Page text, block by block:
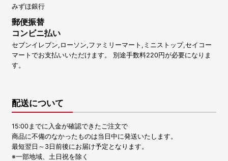
みずほ銀行
郵便振替
コンビニ払い
セブンイレブン,ローソン,ファミリーマート,ミニストップ,セイコー
マートでお支払いいただけます。 別途手数料220円が必要になりま
す。
配送について
15:00までに入金が確認できたご注文で
商品に不備のなかったものは当日中に発送いたします。
最短翌日～3日前後にお届け予定となります。
※一部地域、土日祝を除く